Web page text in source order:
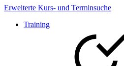
Erweiterte Kurs- und Terminsuche
Training